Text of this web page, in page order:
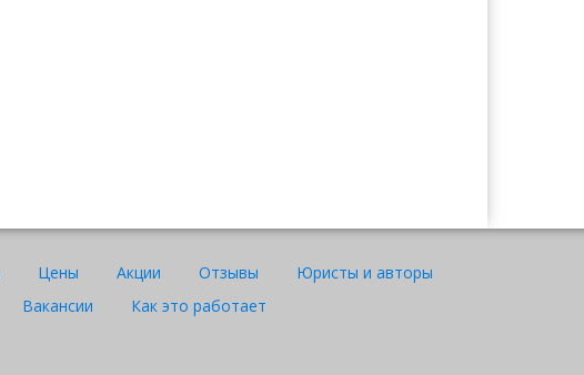
Цены Акции Отзывы
Юристы и авторы
Вакансии
Как это работает